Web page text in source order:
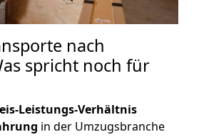
nach
spricht noch für
Leistungs-Verhältnis
in der Umzugsbranche